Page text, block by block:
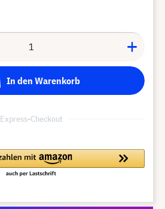
In den Warenkorb
Express-Checkout